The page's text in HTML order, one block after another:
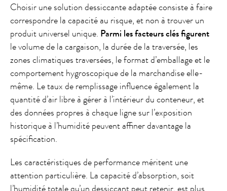
Choisir une solution dessiccante adaptée consiste à faire
correspondre la capacité au risque, et non à trouver un
produit universel unique. Parmi les facteurs clés figurent
le volume de la cargaison, la durée de la traversée, les
zones climatiques traversées, le format d’emballage et le
comportement hygroscopique de la marchandise elle-
même. Le taux de remplissage influence également la
quantité d’air libre à gérer à l’intérieur du conteneur, et
des données propres à chaque ligne sur l’exposition
historique à l’humidité peuvent affiner davantage la
spécification.
Les caractéristiques de performance méritent une
attention particulière. La capacité d’absorption, soit